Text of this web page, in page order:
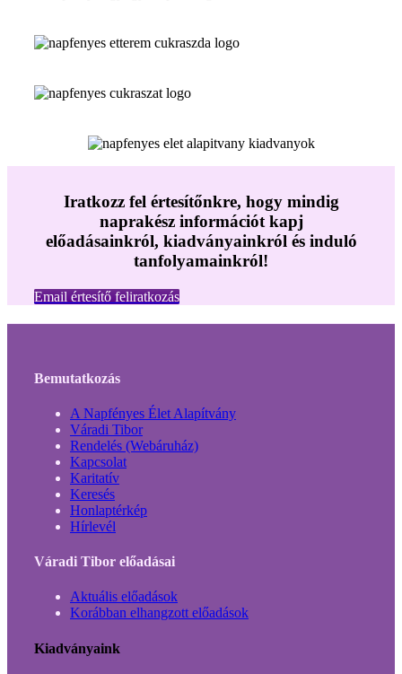
Iratkozz fel értesítőnkre, hogy mindig
naprakész információt kapj
előadásainkról, kiadványainkról és induló
tanfolyamainkról!
Email értesítő feliratkozás
Bemutatkozás
A Napfényes Élet Alapítvány
Váradi Tibor
Rendelés (Webáruház)
Kapcsolat
Karitatív
Keresés
Honlaptérkép
Hírlevél
Váradi Tibor előadásai
Aktuális előadások
Korábban elhangzott előadások
Kiadványaink